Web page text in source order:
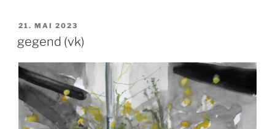
VERÖFFENTLICHT
21. MAI 2023
gegend (vk)